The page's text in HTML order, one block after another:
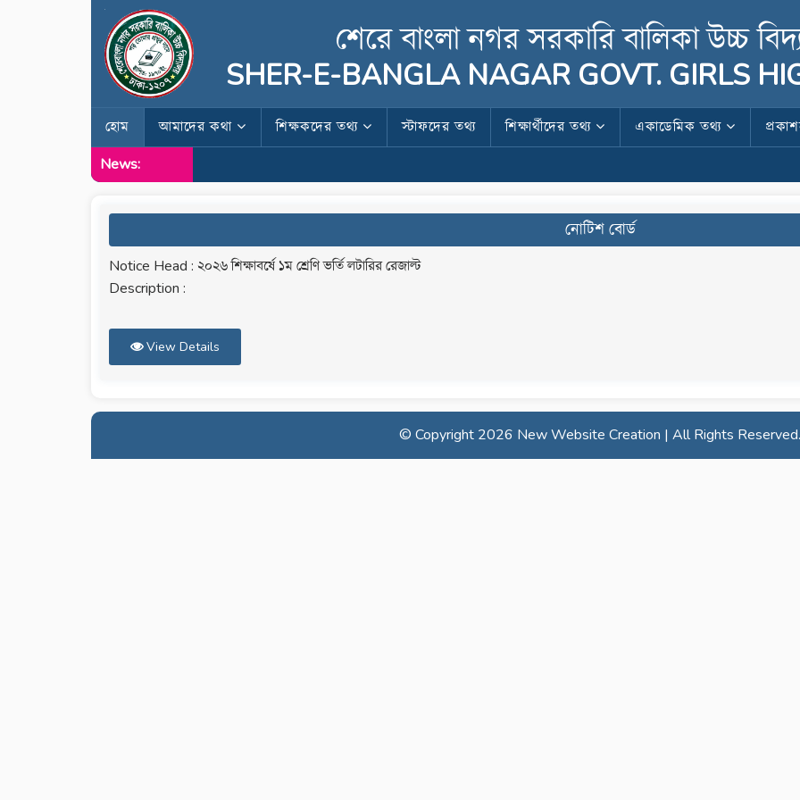
শেরে বাংলা নগর সরকারি বালিকা উচ্চ
SHER-E-BANGLA NAGAR GOVT. GIRLS
হোম আমাদের কথা শিক্ষকদের তথ্য স্টাফদের তথ্য শিক্ষার্থীদের তথ্য একাডেমিক তথ্য
News:
নোটিশ বোর্ড
Notice Head : ২০২৬ শিক্ষাবর্ষে ১ম শ্রেণি ভর্তি লটারির রেজাল্ট
Description :
View Details
© Copyright 2026 New Website Creation | All Rights Reserved.